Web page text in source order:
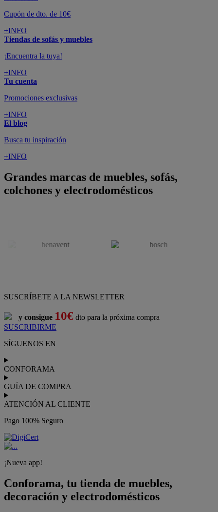
Cupón de dto. de 10€
+INFO
Tiendas de sofás y muebles
¡Encuentra la tuya!
+INFO
Tu cuenta
Promociones exclusivas
+INFO
El blog
Busca tu inspiración
+INFO
Grandes marcas de muebles, sofás,
colchones y electrodomésticos
SUSCRÍBETE A LA NEWSLETTER
y consigue 10€ dto para la próxima compra
SUSCRIBIRME
SÍGUENOS EN
CONFORAMA
GUÍA DE COMPRA
ATENCIÓN AL CLIENTE
Pago 100% Seguro
¡Nueva app!
Conforama, tu tienda de muebles,
decoración y electrodomésticos